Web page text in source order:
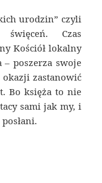
urodzin” czyli
Czas
Kościół lokalny
– poszerza swoje
zastanowić
Bo księża to nie
sami jak my, i
modlisz